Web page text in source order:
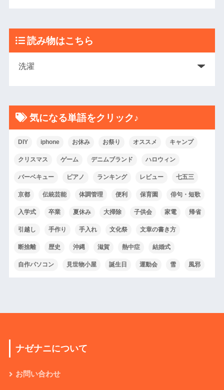
読み物はこちら
気になる単語をクリック♪
DIY iphone お休み お祭り オススメ キャンプ
クリスマス ゲーム デニムブランド ハロウィン
バーベキュー ピアノ ランキング レビュー 七五三
京都 伝統芸能 体調管理 便利 保育園 俳句・短歌
入学式 卒業 夏休み 大掃除 子供会 家電 帰省
引越し 手作り 手入れ 文化祭 文章の書き方
断捨離 歴史 沖縄 滋賀 熱中症 結婚式
自作パソコン 見世物小屋 誕生日 運動会 雪 風邪
ナゼナニについて
お問い合わせ